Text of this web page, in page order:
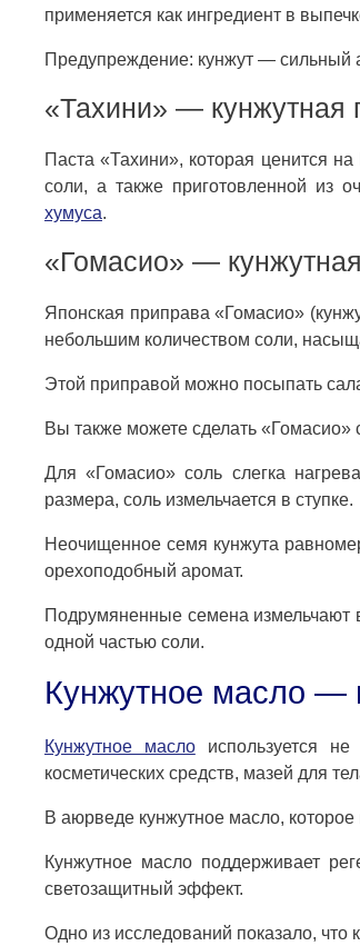
применяется как ингредиент в
Предупреждение: кунжут — сильный
«Тахини» — кунжутная
Паста «Тахини», которая ценится
соли, а также приготовленной из
хумуса.
«Гомасио» —
Японская приправа «Гомасио»
небольшим количеством соли,
Этой приправой можно посыпать
Вы также можете сделать «Гомасио»
Для «Гомасио» соль слегка
размера, соль измельчается в ступке.
Неочищенное семя кунжута
орехоподобный аромат.
Подрумяненные семена измельчают
одной частью соли.
Кунжутное масло —
Кунжутное маслоиспользуется не
косметических средств, мазей для
В аюрведе кунжутное масло,
Кунжутное масло поддерживает
светозащитный эффект.
Одно из исследований показало,